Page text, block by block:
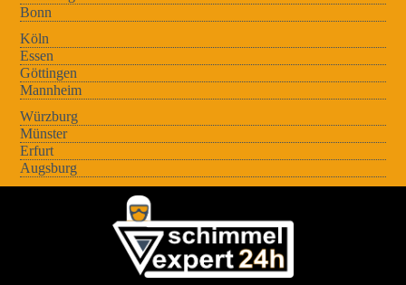
Bonn
Köln
Essen
Göttingen
Mannheim
Würzburg
Münster
Erfurt
Augsburg